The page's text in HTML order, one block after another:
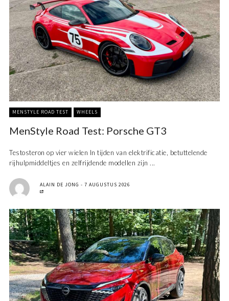
MENSTYLE ROAD TEST WHEELS
MenStyle Road Test: Porsche GT3
Testosteron op vier wielen In tijden van elektrificatie, betuttelende
rijhulpmiddeltjes en zelfrijdende modellen zijn ...
ALAIN DE JONG 7 AUGUSTUS 2026